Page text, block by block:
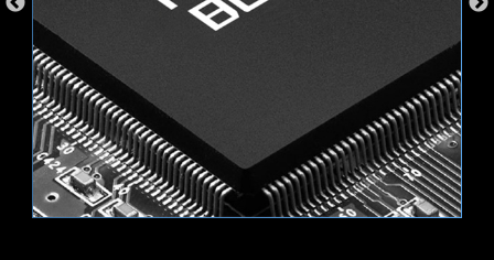
Wave Steady